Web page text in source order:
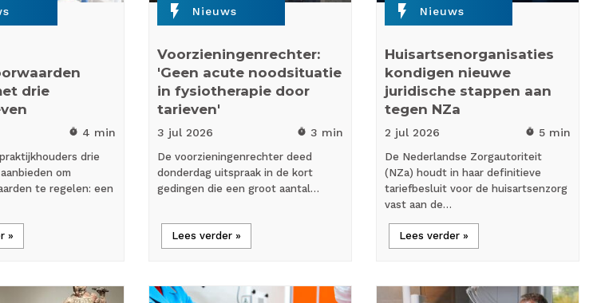
drie
timer 4 min
drie
om
te regelen: een
»
flash_on Nieuws
Voorzieningenrechter:
'Geen acute noodsituatie
in fysiotherapie door
tarieven'
3 jul 2026 timer 3 min
De voorzieningenrechter deed
donderdag uitspraak in de kort
gedingen die een groot aantal…
Lees verder »
flash_on Nieuws
Huisartsenorganisaties
kondigen nieuwe
juridische stappen aan
tegen NZa
2 jul 2026 timer 5 min
De Nederlandse Zorgautoriteit
(NZa) houdt in haar definitieve
tariefbesluit voor de huisartsenzorg
vast aan de…
Lees verder »